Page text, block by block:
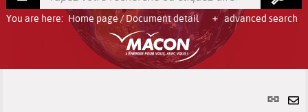
advanced search
You are here: Home page/Document detail
link